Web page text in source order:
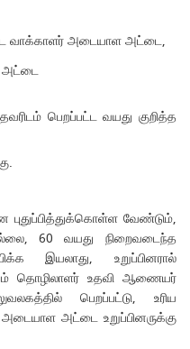
வாக்காளர் அடையாள அட்டை,
அட்டை
பெறப்பட்ட வயது குறித்த
புதுப்பித்துக்கொள்ள வேண்டும்,
60 வயது நிறைவடைந்த
இயலாது, உறுப்பினரால்
தொழிலாளர் உதவி ஆணையர்
பெறப்பட்டு, உரிய
அடையாள அட்டை உறுப்பினருக்கு